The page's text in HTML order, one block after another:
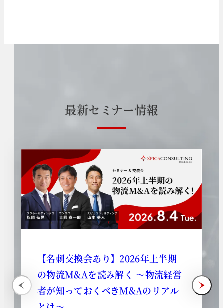
最新セ ミ ナー情報
【名刺交換会あり】2026年上半期
の物流M&Aを読み解く ～物流経営
者が知っておくべきM&Aのリアル